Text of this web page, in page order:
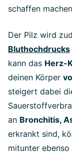
schaffen
Der Pilz wird
Bluthochdrucks
kann das Herz-
deinen Körper
steigert dabei
an Bronchitis,
erkrankt sind,
mitunter